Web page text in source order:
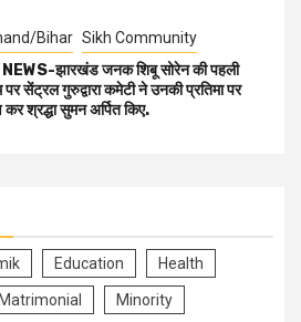
Bihar Sikh Community
झारखंड जनक शिबू सोरेन की पहली
पर सेंट्रल गुरुद्वारा कमेटी ने उनकी प्रतिमा पर
कर श्रद्धा सुमन अर्पित किए.
Education Health
Matrimonial Minority